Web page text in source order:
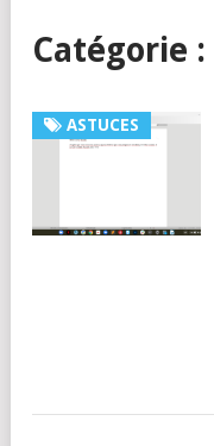
Catégorie :
ASTUCES